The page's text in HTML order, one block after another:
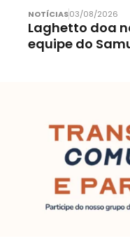
NOTÍCIAS03/08/2026
Laghetto doa
equipe do